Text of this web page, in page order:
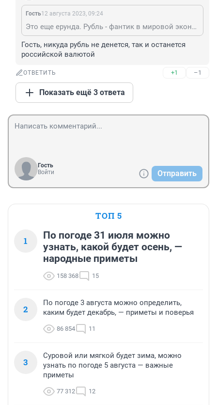
Гость12 августа 2023, 09:24
Это еще ерунда. Рубль - фантик в мировой экономике. Никто в мире не вложиться в валюту страны, которой скоро не станет.
Гость, никуда рубль не денется, так и останется
российской валютой
ОТВЕТИТЬ +1 –1
Показать ещё 3 ответа
Гость
Войти
Отправить
ТОП 5
1
По погоде 31 июля можно
узнать, какой будет осень, —
народные приметы
158 368 15
2
По погоде 3 августа можно определить,
каким будет декабрь, — приметы и поверья
86 854 11
3
Суровой или мягкой будет зима, можно
узнать по погоде 5 августа — важные
приметы
77 312 12